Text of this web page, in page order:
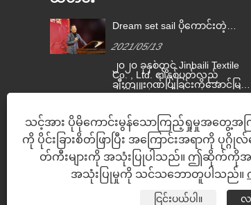
သင့်အား ပိုမိုကောင်းမွန်သောကြည့်ရှုမှုအတွေ့အ
ကို ပိုင်းခြားစိတ်ဖြာပြီး အကြောင်းအရာကို
တ်ကီးများကို အသုံးပြုပါသည်။ ဤဆိုက်ကိုအသုံး
အသုံးပြုမှုကို သင်သဘောတူပါသည်။
ငြင်းပယ်ပါ။ လ
များ
ခြင်း
လျားနေ
အစား
Dream set sail ပိုကောင်းတဲ့
အသိအမှတ်ပြုမှုဆု 2020
2021/05/13
၂၀၂၀ ခုနှစ်တွင် Jinbaili Textile
Co. , Ltd. ၏နှစ်ပတ်လည်
ချီးကျူးဂုဏ်ပြုခြင်းကိုအောင်မြင်
စွာပြီးဆုံးခဲ့သည်။ Jinbaili
ရရှိခဲ့သောအခက်အခဲများနှင့်
အောင်မြင်မှုများကိုပြန်လည်
သုံးသပ်ရန်နှင့် ၂၀၂၁ ခုနှစ်ခရီးစဉ်
သစ်ကိုမျှော်လင့်ရန်အတွက်
ဟိန်း၌စုရုံးခဲ့ကြသည်။